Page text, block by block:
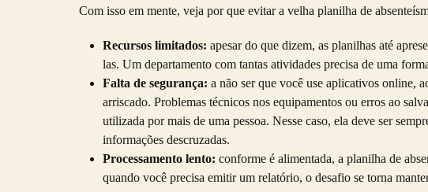
Com isso em mente, veja por que evitar a velha planilha de
Recursos limitados: apesar do que dizem, as planilhas até
las. Um departamento com tantas atividades precisa de uma
Falta de segurança: a não ser que você use aplicativos online,
arriscado. Problemas técnicos nos equipamentos ou erros ao
utilizada por mais de uma pessoa. Nesse caso, ela deve ser
informações descruzadas.
Processamento lento: conforme é alimentada, a planilha de
quando você precisa emitir um relatório, o desafio se torna